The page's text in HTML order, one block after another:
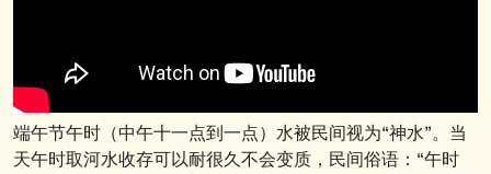
端午节午时（中午十一点到一点）水被民间视为“神水”。当
天午时取河水收存可以耐很久不会变质，民间俗语：“午时